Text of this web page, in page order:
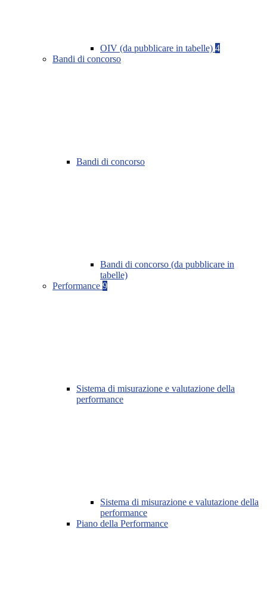
OIV (da pubblicare in tabelle) 4
Bandi di concorso
Bandi di concorso
Bandi di concorso (da pubblicare in
tabelle)
Performance 9
Sistema di misurazione e valutazione della
performance
Sistema di misurazione e valutazione della
performance
Piano della Performance